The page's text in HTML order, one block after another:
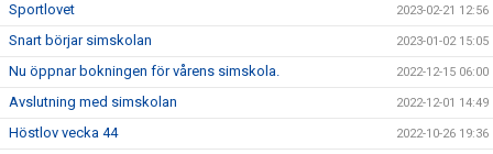
Sportlovet 2023-02-21 12:56
Snart börjar simskolan 2023-01-02 15:05
Nu öppnar bokningen för vårens simskola. 2022-12-15 06:00
Avslutning med simskolan 2022-12-01 14:49
Höstlov vecka 44 2022-10-26 19:36